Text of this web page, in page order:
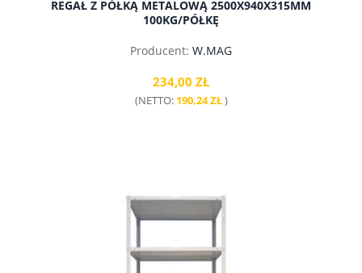
REGAŁ Z PÓŁKĄ METALOWĄ 2500X940X315MM
100KG/PÓŁKĘ
Producent: W.MAG
234,00 ZŁ
(NETTO: 190,24 ZŁ)